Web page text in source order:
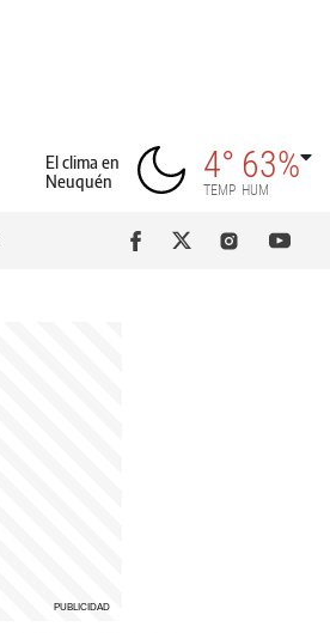
El clima en
Neuquén
4°
TEMP
63%
HUM